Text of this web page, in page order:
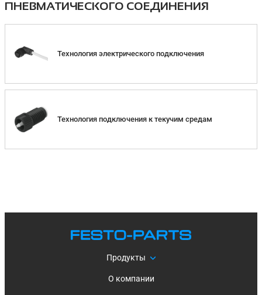
ПНЕВМАТИЧЕСКОГО СОЕДИНЕНИЯ
Технология электрического подключения
Технология подключения к текучим средам
Продукты
О компании